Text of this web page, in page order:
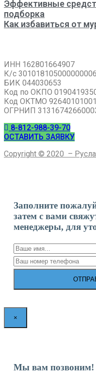
Эффективные
подборка
Как избавиться от
ИНН 162801664907
К/с
БИК 044030653
Код по ОКПО
Код ОКТМО 92640101001
ОГРНИП
8-812-988-39-70
ОСТАВИТЬ ЗАЯВКУ
Copyright © 2020 –
Заполните
затем с вами
менеджеры, для
×
Мы вам позвоним!